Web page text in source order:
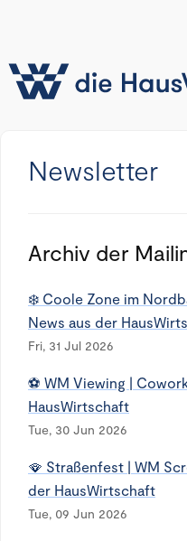
Newsletter
Archiv der
❄️ Coole Zone im
News aus der
Fri, 31 Jul 2026
⚽ WM Viewing |
HausWirtschaft
Tue, 30 Jun 2026
🪭 Straßenfest | WM
der HausWirtschaft
Tue, 09 Jun 2026